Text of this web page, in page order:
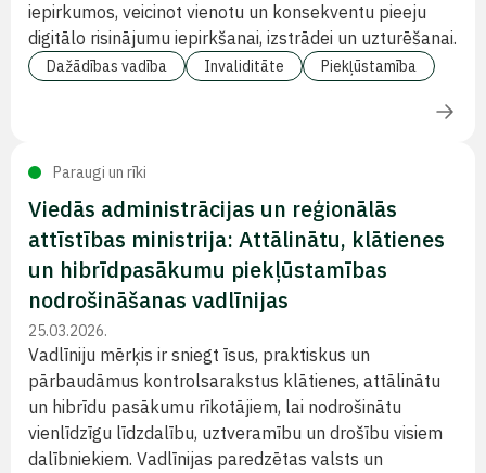
iepirkumos, veicinot vienotu un konsekventu pieeju
digitālo risinājumu iepirkšanai, izstrādei un uzturēšanai.
Dažādības vadība Invaliditāte Piekļūstamība
Paraugi un rīki
Viedās administrācijas un reģionālās
attīstības ministrija: Attālinātu, klātienes
un hibrīdpasākumu piekļūstamības
nodrošināšanas vadlīnijas
25.03.2026.
Vadlīniju mērķis ir sniegt īsus, praktiskus un
pārbaudāmus kontrolsarakstus klātienes, attālinātu
un hibrīdu pasākumu rīkotājiem, lai nodrošinātu
vienlīdzīgu līdzdalību, uztveramību un drošību visiem
dalībniekiem. Vadlīnijas paredzētas valsts un